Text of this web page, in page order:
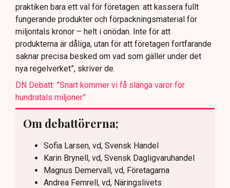
praktiken bara ett val för företagen: att kassera fullt
fungerande produkter och förpackningsmaterial för
miljontals kronor – helt i onödan. Inte för att
produkterna är dåliga, utan för att företagen fortfarande
saknar precisa besked om vad som gäller under det
nya regelverket”, skriver de.
DN Debatt: ”Snart kommer vi få slänga varor för
hundratals miljoner”
Om debattörerna;
Sofia Larsen, vd, Svensk Handel
Karin Brynell, vd, Svensk Dagligvaruhandel
Magnus Demervall, vd, Företagarna
Andrea Femrell, vd, Näringslivets